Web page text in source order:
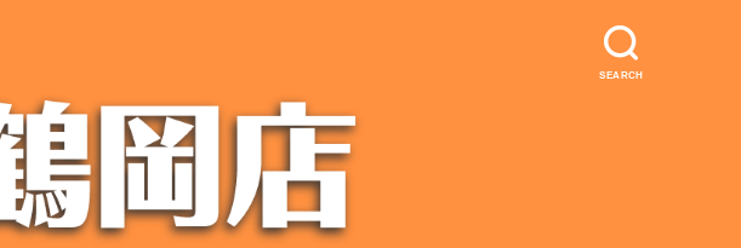
SEARCH